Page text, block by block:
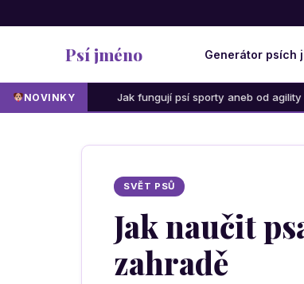
Psí jméno Generátor psích
NOVINKY
Jak fungují psí sporty aneb od agility po
SVĚT PSŮ
Jak naučit
zahradě